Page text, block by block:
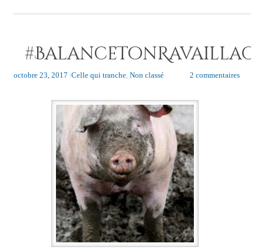
#BalanceTonRavaillac
octobre 23, 2017 |Celle qui tranche, Non classé 2 commentaires